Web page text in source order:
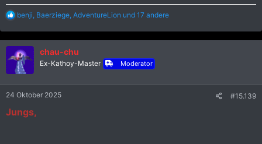
R
a
k
t
i
o
n
benji, Baerziege, AdventureLion und 17 andere
chau-chu
Ex-Kathoy-Master Moderator
24 Oktober 2025 #15.139
Jungs,